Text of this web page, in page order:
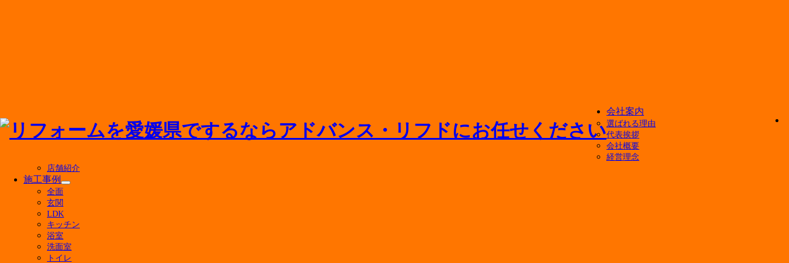
会社案内
選ばれる理由
代表挨拶
会社概要
経営理念
店舗紹介
施工事例
サ
ュ
を
展
全面
玄関
LDK
キッチン
浴室
洗面室
トイレ
メニューを閉じる
最新の投稿
マンションのお風呂リフォーム費用はいくら？ユニットバスの寿命や浴槽交換の相場をプロが解説
500万円のリフォームで後悔しない！実現できる間取り変更や水回り一新のポイント
キッチン水栓の交換費用の相場は？種類別の価格相場や追加料金がかかるケースを徹底解説